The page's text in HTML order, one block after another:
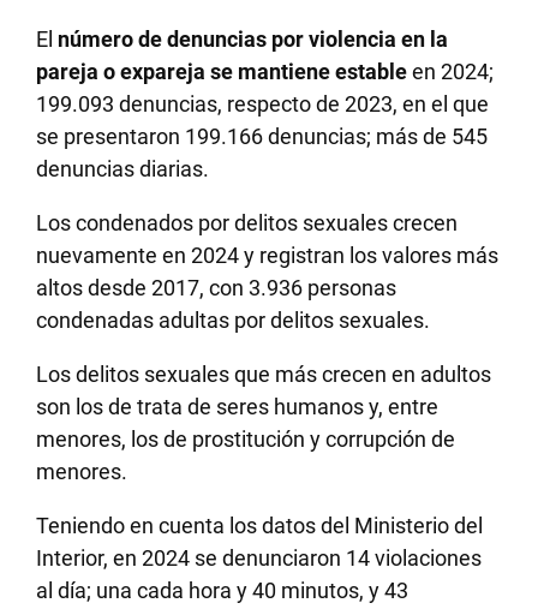
El número de denuncias por violencia en la
pareja o expareja se mantiene estableen 2024;
199.093 denuncias, respecto de 2023, en el que
se presentaron 199.166 denuncias; más de 545
denuncias diarias.
Los condenados por delitos sexuales crecen
nuevamente en 2024 y registran los valores más
altos desde 2017, con 3.936 personas
condenadas adultas por delitos sexuales.
Los delitos sexuales que más crecen en adultos
son los de trata de seres humanos y, entre
menores, los de prostitución y corrupción de
menores.
Teniendo en cuenta los datos del Ministerio del
Interior, en 2024 se denunciaron 14 violaciones
al día; una cada hora y 40 minutos, y 43